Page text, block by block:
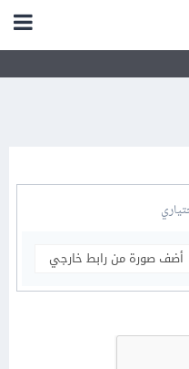
أضف صورة من رابط خارجي